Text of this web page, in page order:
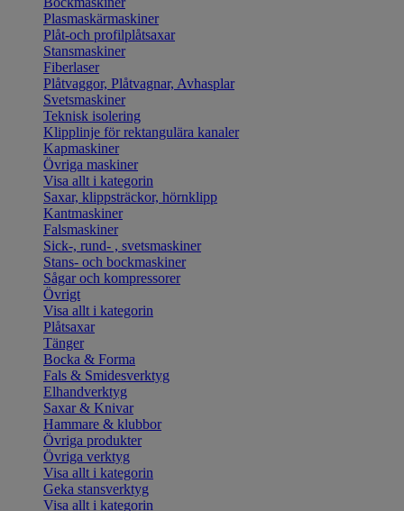
Plasmaskärmaskiner
Plåt-och profilplåtsaxar
Stansmaskiner
Fiberlaser
Plåtvaggor, Plåtvagnar, Avhasplar
Svetsmaskiner
Teknisk isolering
Klipplinje för rektangulära kanaler
Kapmaskiner
Övriga maskiner
Visa allt i kategorin
Saxar, klippsträckor, hörnklipp
Kantmaskiner
Falsmaskiner
Sick-, rund- , svetsmaskiner
Stans- och bockmaskiner
Sågar och kompressorer
Övrigt
Visa allt i kategorin
Plåtsaxar
Tänger
Bocka & Forma
Fals & Smidesverktyg
Elhandverktyg
Saxar & Knivar
Hammare & klubbor
Övriga produkter
Övriga verktyg
Visa allt i kategorin
Geka stansverktyg
Visa allt i kategorin